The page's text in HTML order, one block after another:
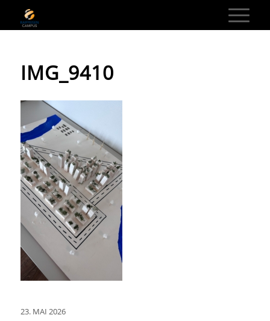
IMG_9410
23. MAI 2026